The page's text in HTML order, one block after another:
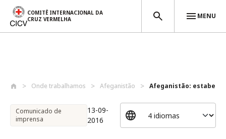
COMITÊ INTERNACIONAL DA
CRUZ VERMELHA
MENU
Onde trabalhamos Afeganistão Afeganistão:
Comunicado de
imprensa
13-09-
2016